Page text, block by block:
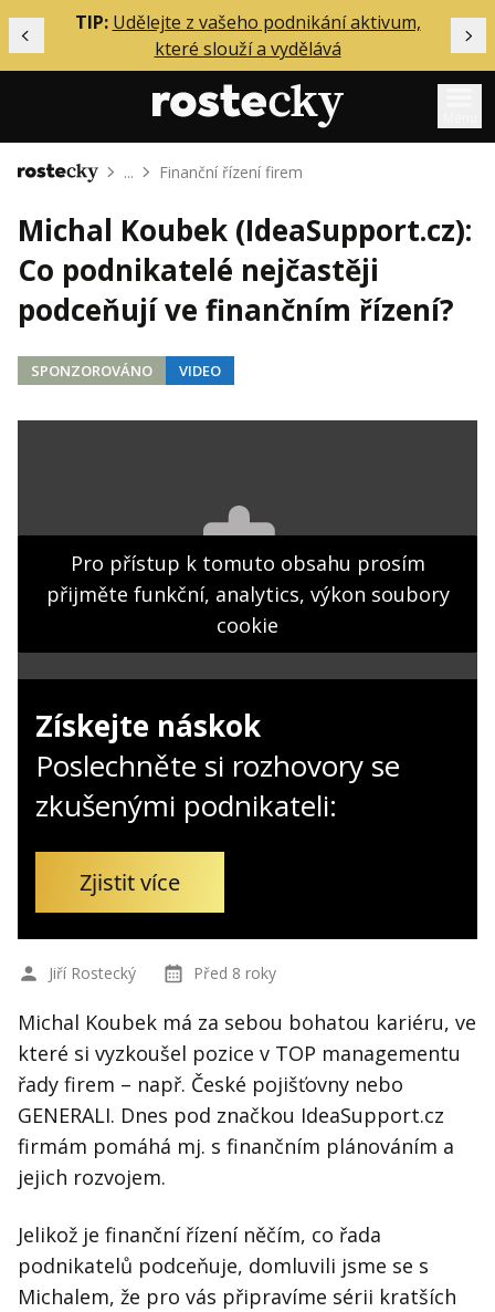
Předchozí
TIP: Udělejte z vašeho podnikání aktivum,
které slouží a vydělává
Mentoring
Podcasty
Solo
Akce
O mně
Obchodní podmínky
Hledaná fráze Hledat
Domů ... Finanční řízení firem
Michal Koubek (IdeaSupport.cz):
Co podnikatelé nejčastěji
podceňují ve finančním řízení?
SPONZOROVÁNO VIDEO
Pro přístup k tomuto obsahu prosím
přijměte funkční, analytics, výkon soubory
cookie
Získejte náskok
Poslechněte si rozhovory se
zkušenými podnikateli:
Zjistit více
Jiří Rostecký Před 8 roky
Michal Koubek má za sebou bohatou kariéru, ve
které si vyzkoušel pozice v TOP managementu
řady firem – např. České pojišťovny nebo
GENERALI. Dnes pod značkou IdeaSupport.cz
firmám pomáhá mj. s finančním plánováním a
jejich rozvojem.
Jelikož je finanční řízení něčím, co řada
podnikatelů podceňuje, domluvili jsme se s
Michalem, že pro vás připravíme sérii kratších